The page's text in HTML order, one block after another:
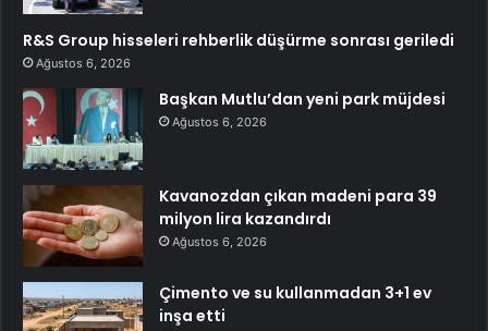
R&S Group hisseleri rehberlik düşürme sonrası geriledi
Ağustos 6, 2026
Başkan Mutlu’dan yeni park müjdesi
Ağustos 6, 2026
Kavanozdan çıkan madeni para 39
milyon lira kazandırdı
Ağustos 6, 2026
Çimento ve su kullanmadan 3+1 ev
inşa etti